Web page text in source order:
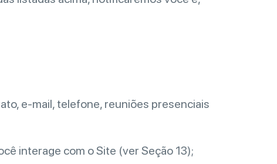
e-mail, telefone, reuniões presenciais
interage com o Site (ver Seção 13);